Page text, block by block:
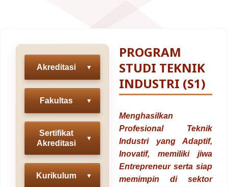
Doktoral Ilmu Komunikasi
Magister Manajemen
Magister Hukum
Magister Manajemen Lingkungan
ALUMNI MBKM
humas@usahid.ac.id
Mon - Fri: 9:00 - 18:30
Jadi USAHID
People
Akreditasi ▼
Fakultas ▼
Sertifikat
Akreditasi
▼
Kurikulum ▼
PROGRAM
STUDI TEKNIK
INDUSTRI (S1)
Menghasilkan
Profesional Teknik
Industri yang Adaptif,
Inovatif, memiliki jiwa
Entrepreneur serta siap
memimpin di sektor